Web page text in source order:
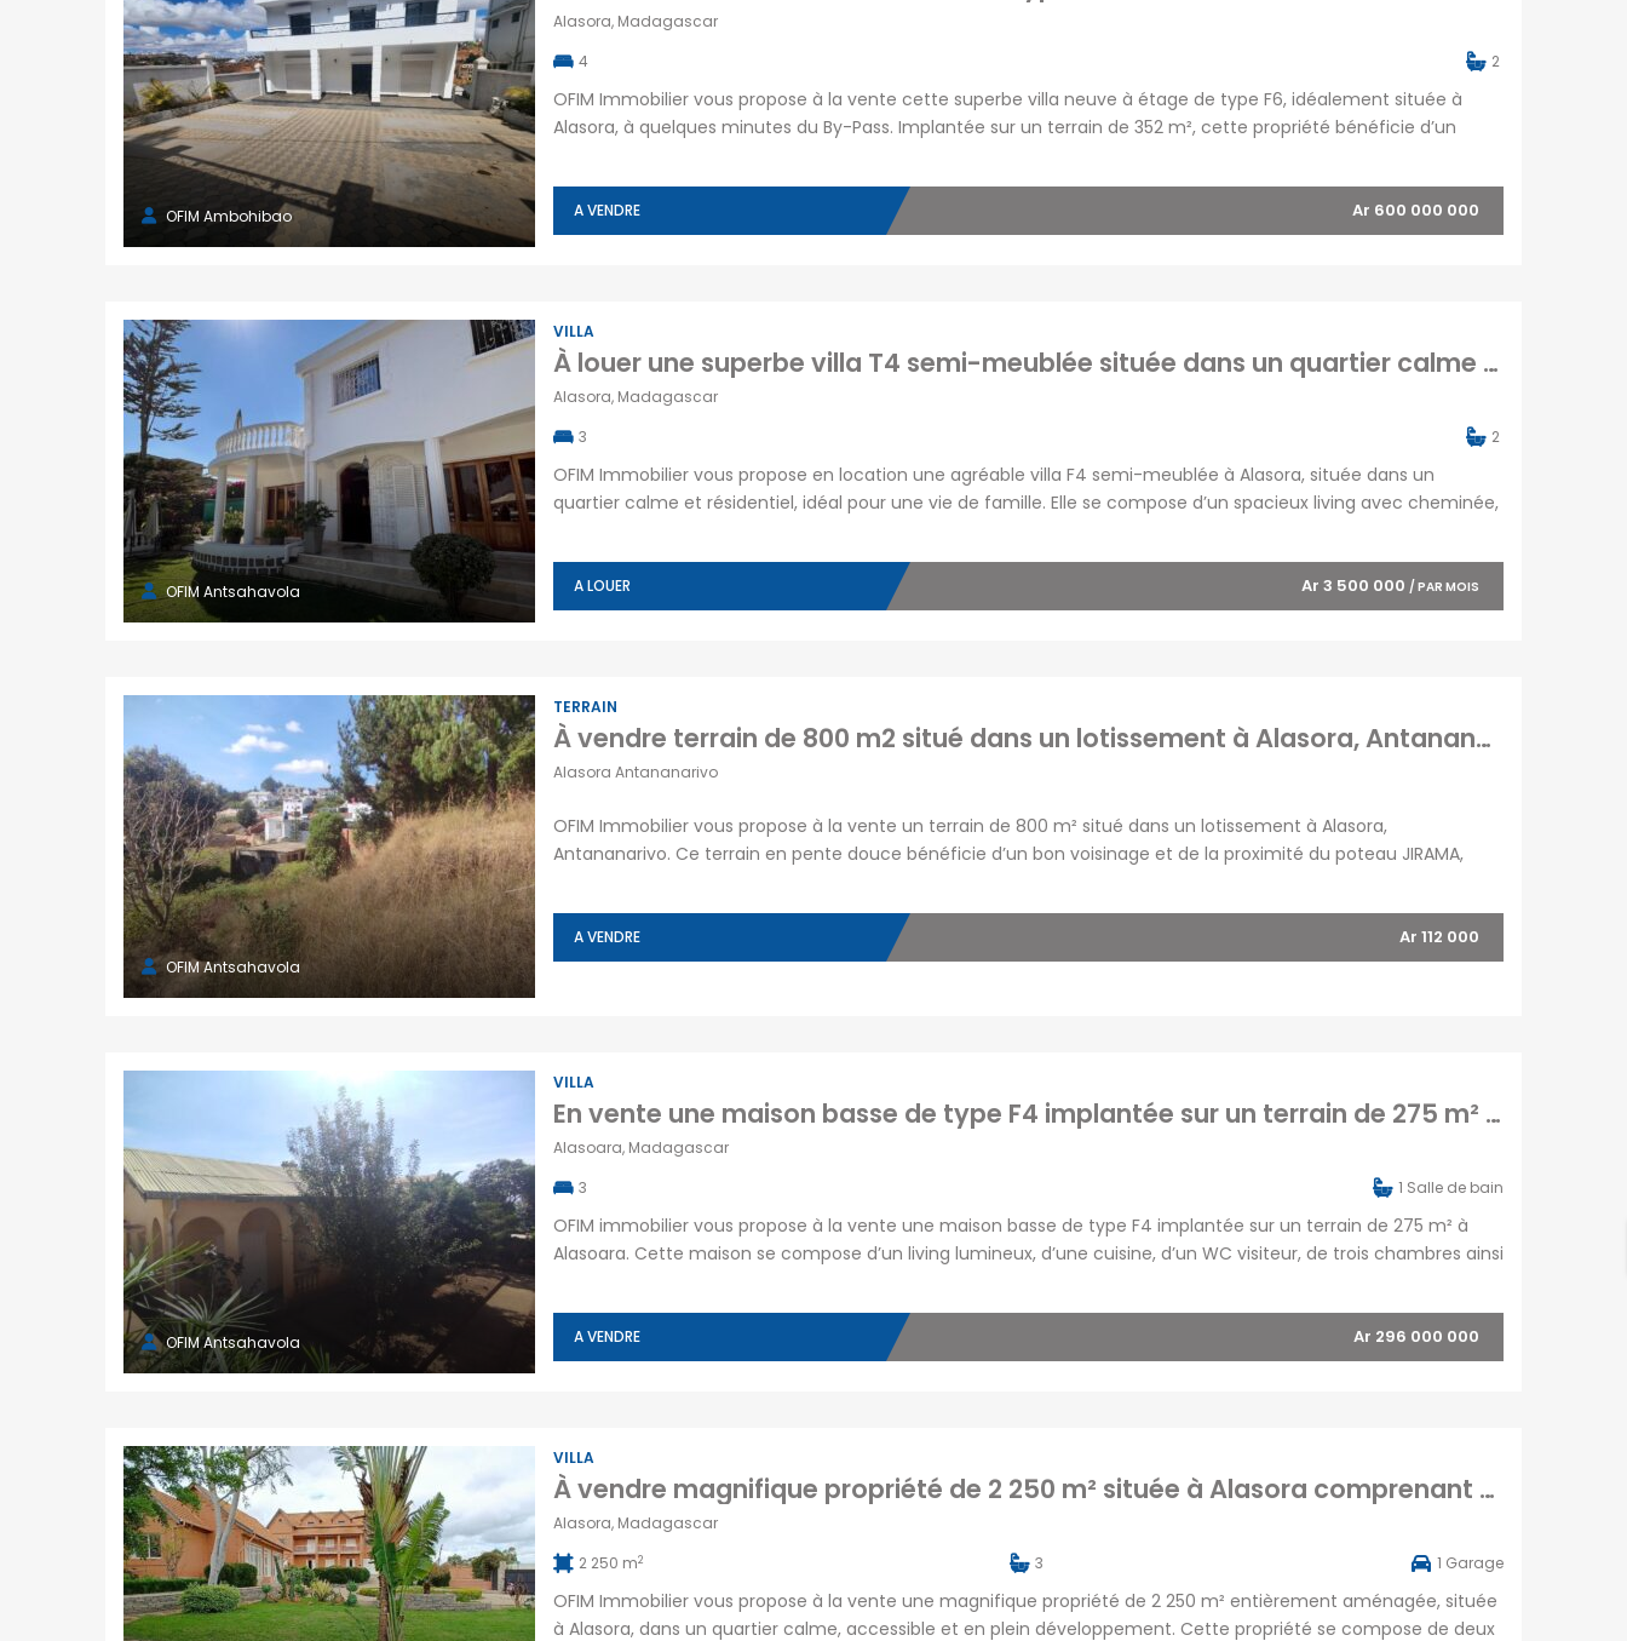
OFIM Ambohibao
Alasora, Madagascar
4
2
OFIM Immobilier vous propose à la vente cette superbe villa neuve à étage de type F6, idéalement située à
Alasora, à quelques minutes du By-Pass. Implantée sur un terrain de 352 m², cette propriété bénéficie d’un
cadre de vie […]
A VENDRE Ar 600 000 000
OFIM Antsahavola
VILLA
À louer une superbe villa T4 semi-meublée située dans un quartier calme à Alsaora
Alasora, Madagascar
3
2
OFIM Immobilier vous propose en location une agréable villa F4 semi-meublée à Alasora, située dans un
quartier calme et résidentiel, idéal pour une vie de famille. Elle se compose d’un spacieux living avec cheminée,
de deux chambres supplémentaires, […]
A LOUER Ar 3 500 000 / PAR MOIS
OFIM Antsahavola
TERRAIN
À vendre terrain de 800 m2 situé dans un lotissement à Alasora, Antananarivo
Alasora Antananarivo
OFIM Immobilier vous propose à la vente un terrain de 800 m² situé dans un lotissement à Alasora,
Antananarivo. Ce terrain en pente douce bénéficie d’un bon voisinage et de la proximité du poteau JIRAMA,
construction, […]
A VENDRE Ar 112 000
OFIM Antsahavola
VILLA
En vente une maison basse de type F4 implantée sur un terrain de 275 m² à Alasoara Madagascar
Alasoara, Madagascar
3
1 Salle de bain
OFIM immobilier vous propose à la vente une maison basse de type F4 implantée sur un terrain de 275 m² à
Alasoara. Cette maison se compose d’un living lumineux, d’une cuisine, d’un WC visiteur, de trois chambres ainsi
A VENDRE Ar 296 000 000
VILLA
À vendre magnifique propriété de 2 250 m² située à Alasora comprenant deux bâtis : une villa T8 et une salle événementielle
Alasora, Madagascar
2 250 m2 3 1 Garage
OFIM Immobilier vous propose à la vente une magnifique propriété de 2 250 m² entièrement aménagée, située
à Alasora, dans un quartier calme, accessible et en plein développement. Cette propriété se compose de deux